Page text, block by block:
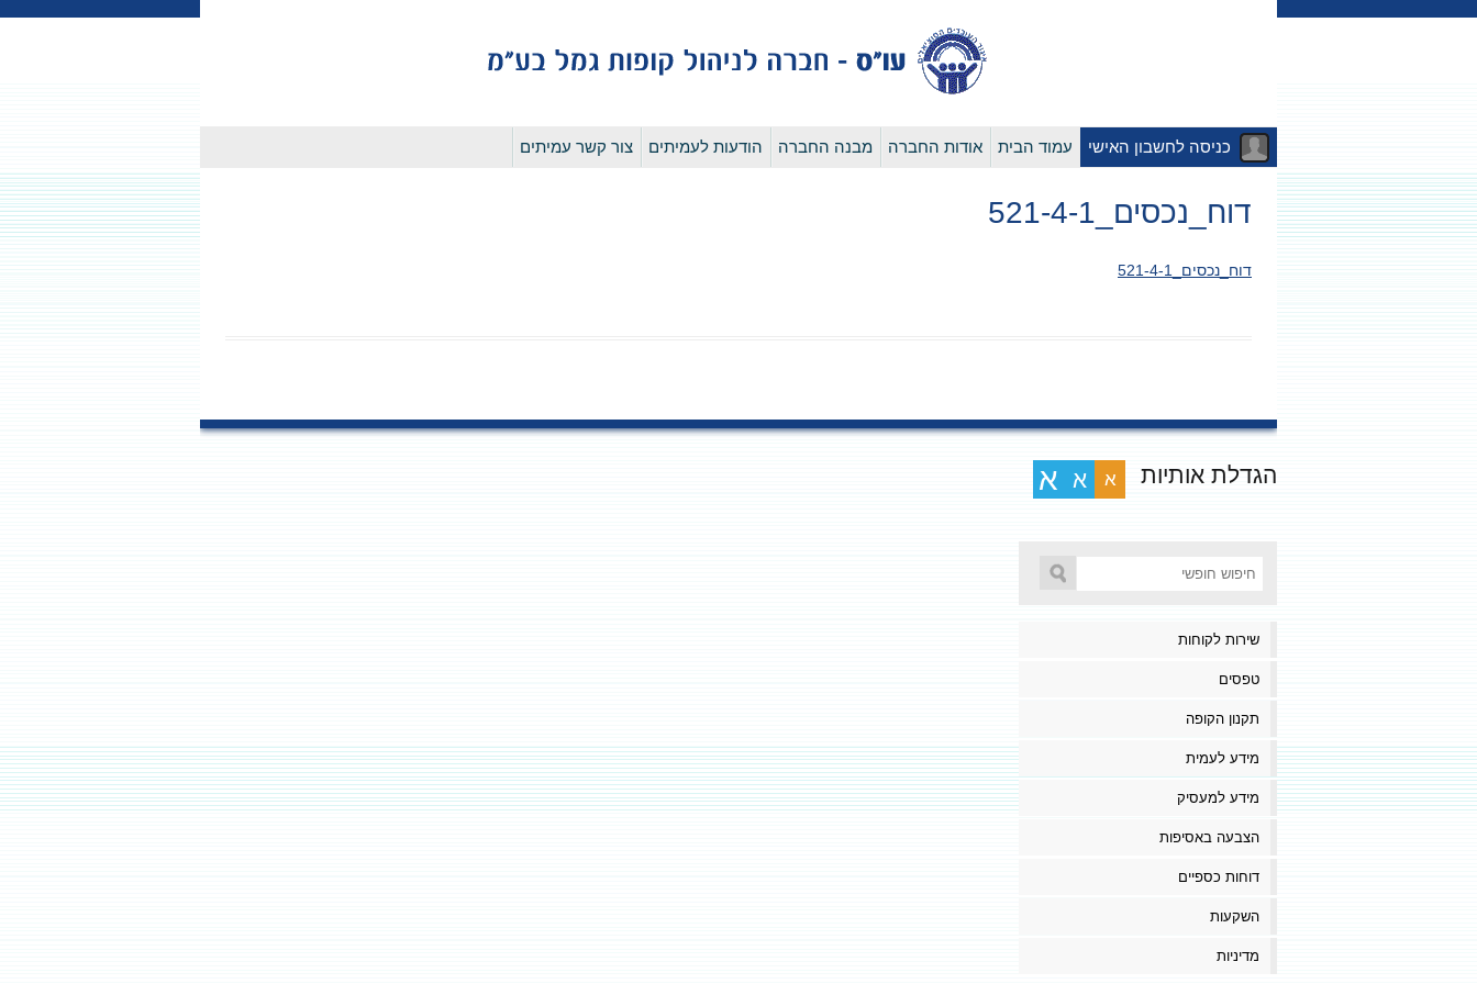
לדלג
כניסה לחשבון האישי עמוד הבית אודות החברה מבנה החברה הודעות לעמיתים צור קשר עמיתים
דוח_נכסים_521-4-1
דוח_נכסים_521-4-1
הגדלת אותיות א א א
שירות לקוחות
טפסים
תקנון הקופה
מידע לעמית
מידע למעסיק
הצבעה באסיפות
דוחות כספיים
השקעות
מדיניות